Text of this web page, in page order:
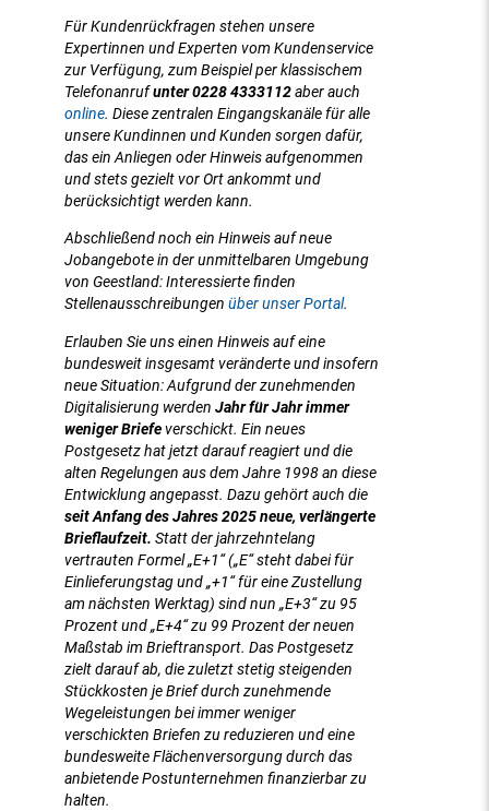
Für Kundenrückfragen stehen unsere
Expertinnen und Experten vom Kundenservice
zur Verfügung, zum Beispiel per klassischem
Telefonanrufunter 0228 4333112aber auch
online. Diese zentralen Eingangskanäle für alle
unsere Kundinnen und Kunden sorgen dafür,
das ein Anliegen oder Hinweis aufgenommen
und stets gezielt vor Ort ankommt und
berücksichtigt werden kann.
Abschließend noch ein Hinweis auf neue
Jobangebote in der unmittelbaren Umgebung
von Geestland: Interessierte finden
Stellenausschreibungenüber unser Portal.
Erlauben Sie uns einen Hinweis auf eine
bundesweit insgesamt veränderte und insofern
neue Situation: Aufgrund der zunehmenden
Digitalisierung werdenJahr für Jahr immer
weniger Briefeverschickt. Ein neues
Postgesetz hat jetzt darauf reagiert und die
alten Regelungen aus dem Jahre 1998 an diese
Entwicklung angepasst. Dazu gehört auch die
seit Anfang des Jahres 2025 neue, verlängerte
Brieflaufzeit. Statt der jahrzehntelang
vertrauten Formel „E+1“ („E“ steht dabei für
Einlieferungstag und „+1“ für eine Zustellung
am nächsten Werktag) sind nun „E+3“ zu 95
Prozent und „E+4“ zu 99 Prozent der neuen
Maßstab im Brieftransport. Das Postgesetz
zielt darauf ab, die zuletzt stetig steigenden
Stückkosten je Brief durch zunehmende
Wegeleistungen bei immer weniger
verschickten Briefen zu reduzieren und eine
bundesweite Flächenversorgung durch das
anbietende Postunternehmen finanzierbar zu
halten.